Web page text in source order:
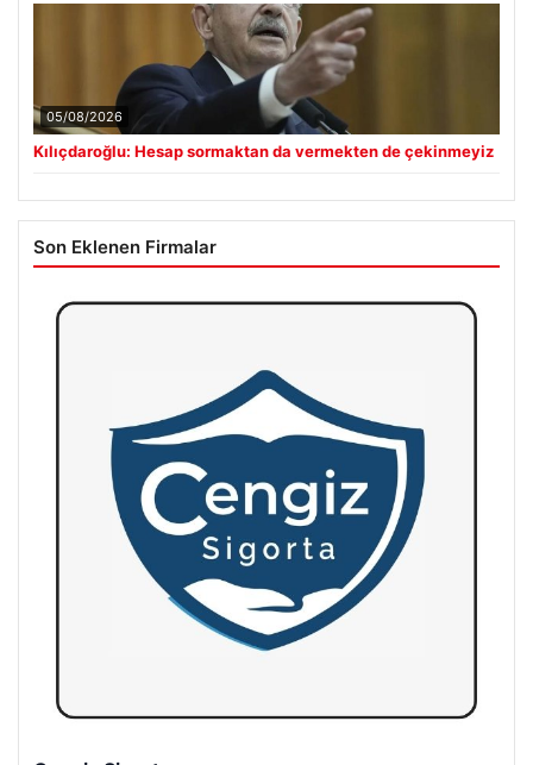
05/08/2026
Kılıçdaroğlu: Hesap sormaktan da vermekten de çekinmeyiz
Son Eklenen Firmalar